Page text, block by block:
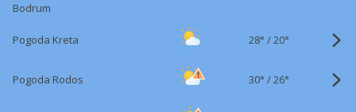
Bodrum
Pogoda Kreta 28° /20°
Pogoda Rodos 30° /26°